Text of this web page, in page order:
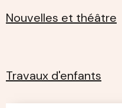
Nouvelles et théâtre
Travaux d'enfants